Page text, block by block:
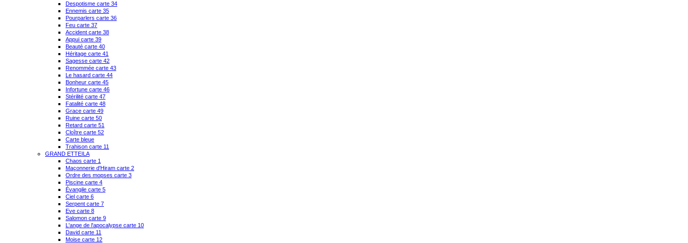
Despotisme carte 34
Ennemis carte 35
Pourparlers carte 36
Feu carte 37
Accident carte 38
Appui carte 39
Beauté carte 40
Héritage carte 41
Sagesse carte 42
Renommée carte 43
Le hasard carte 44
Bonheur carte 45
Infortune carte 46
Stérilité carte 47
Fatalité carte 48
Grace carte 49
Ruine carte 50
Retard carte 51
Cloître carte 52
Carte bleue
Trahison carte 11
GRAND ETTEILA
Chaos carte 1
Maçonnerie d'Hiram carte 2
Ordre des mopses carte 3
Piscine carte 4
Évangile carte 5
Ciel carte 6
Serpent carte 7
Eve carte 8
Salomon carte 9
L'ange de l'apocalypse carte 10
David carte 11
Moise carte 12